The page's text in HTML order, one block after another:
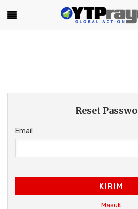
Reset
Email
KIRIM
Masuk